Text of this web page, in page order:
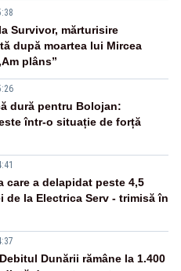
Survivor, mărturisire
după moartea lui Mircea
plâns”
dură pentru Bolojan:
într-o situație de forță
care a delapidat peste 4,5
de la Electrica Serv - trimisă în
Dunării rămâne la 1.400